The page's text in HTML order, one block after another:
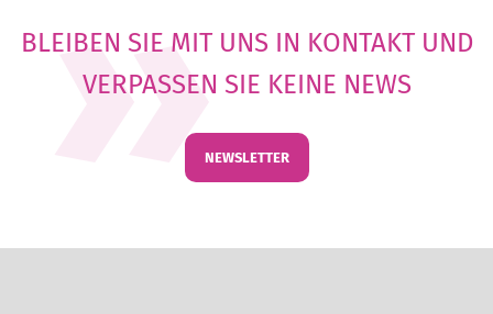
BLEIBEN SIE MIT UNS IN KONTAKT UND
VERPASSEN SIE KEINE NEWS
NEWSLETTER